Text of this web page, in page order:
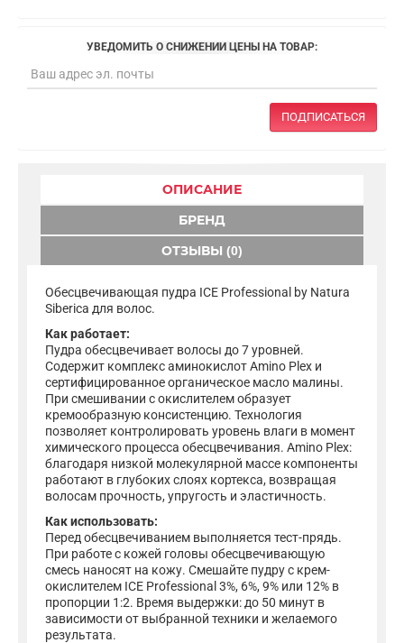
УВЕДОМИТЬ О СНИЖЕНИИ ЦЕНЫ НА ТОВАР:
ПОДПИСАТЬСЯ
ОПИСАНИЕ
БРЕНД
ОТЗЫВЫ (0)
Обесцвечивающая пудра ICE Professional by Natura
Siberica для волос.
Как работает:
Пудра обесцвечивает волосы до 7 уровней.
Содержит комплекс аминокислот Amino Plex и
сертифицированное органическое масло малины.
При смешивании с окислителем образует
кремообразную консистенцию. Технология
позволяет контролировать уровень влаги в момент
химического процесса обесцвечивания. Amino Plex:
благодаря низкой молекулярной массе компоненты
работают в глубоких слоях кортекса, возвращая
волосам прочность, упругость и эластичность.
Как использовать:
Перед обесцвечиванием выполняется тест-прядь.
При работе с кожей головы обесцвечивающую
смесь наносят на кожу. Смешайте пудру с крем-
окислителем ICE Professional 3%, 6%, 9% или 12% в
пропорции 1:2. Время выдержки: до 50 минут в
зависимости от выбранной техники и желаемого
результата.